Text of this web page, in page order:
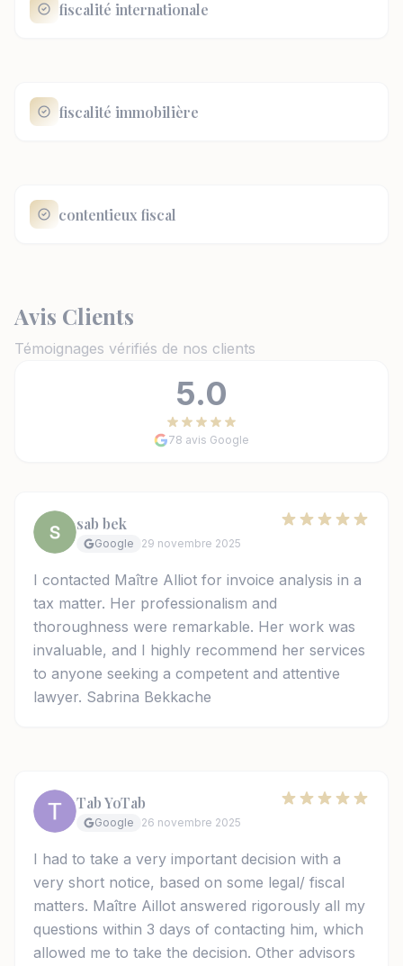
fiscalité internationale
fiscalité immobilière
contentieux fiscal
Avis Clients
Témoignages vérifiés de nos clients
5.0
78 avis Google
sab bek
Google 29 novembre 2025
I contacted Maître Alliot for invoice analysis in a
tax matter. Her professionalism and
thoroughness were remarkable. Her work was
invaluable, and I highly recommend her services
to anyone seeking a competent and attentive
lawyer. Sabrina Bekkache
Tab YoTab
Google 26 novembre 2025
I had to take a very important decision with a
very short notice, based on some legal/ fiscal
matters. Maître Aillot answered rigorously all my
questions within 3 days of contacting him, which
allowed me to take the decision. Other advisors